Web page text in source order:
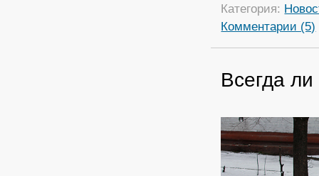
Категория:
Комментарии (5)
Всегда